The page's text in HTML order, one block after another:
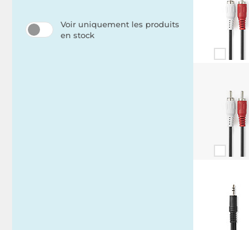
Voir uniquement les produits
en stock